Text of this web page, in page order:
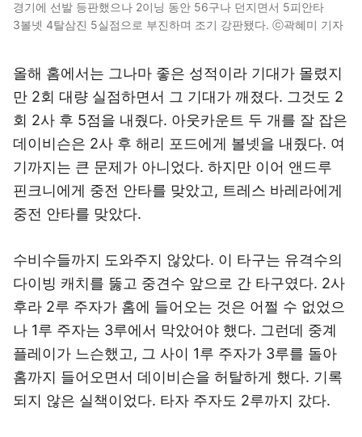
경기에 선발 등판했으나 2이닝 동안 56구나 던지면서 5피안타
3볼넷 4탈삼진 5실점으로 부진하며 조기 강판됐다. ⓒ곽혜미 기자
올해 홈에서는 그나마 좋은 성적이라 기대가 몰렸지
만 2회 대량 실점하면서 그 기대가 깨졌다. 그것도 2
회 2사 후 5점을 내줬다. 아웃카운트 두 개를 잘 잡은
데이비슨은 2사 후 해리 포드에게 볼넷을 내줬다. 여
기까지는 큰 문제가 아니었다. 하지만 이어 앤드루
핀크니에게 중전 안타를 맞았고, 트레스 바레라에게
중전 안타를 맞았다.
수비수들까지 도와주지 않았다. 이 타구는 유격수의
다이빙 캐치를 뚫고 중견수 앞으로 간 타구였다. 2사
후라 2루 주자가 홈에 들어오는 것은 어쩔 수 없었으
나 1루 주자는 3루에서 막았어야 했다. 그런데 중계
플레이가 느슨했고, 그 사이 1루 주자가 3루를 돌아
홈까지 들어오면서 데이비슨을 허탈하게 했다. 기록
되지 않은 실책이었다. 타자 주자도 2루까지 갔다.